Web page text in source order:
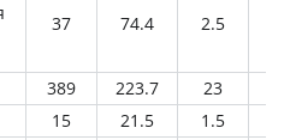
37 74.4 2.5
389 223.7 23
15 21.5 1.5